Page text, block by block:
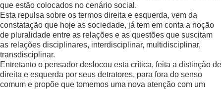
que estão colocados no cenário social.
Esta repulsa sobre os termos direita e esquerda, vem da
constatação que hoje as sociedade, já tem em conta a noção
de pluralidade entre as relações e as questões que suscitam
as relações disciplinares, interdisciplinar, multidisciplinar,
transdisciplinar.
Entretanto o pensador deslocou esta crítica, feita a distinção de
direita e esquerda por seus detratores, para fora do senso
comum e propõe que tomemos uma nova atenção com um